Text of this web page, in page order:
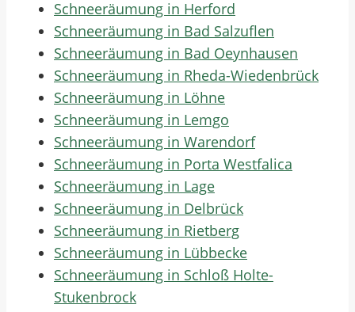
Schneeräumung in Herford
Schneeräumung in Bad Salzuflen
Schneeräumung in Bad Oeynhausen
Schneeräumung in Rheda-Wiedenbrück
Schneeräumung in Löhne
Schneeräumung in Lemgo
Schneeräumung in Warendorf
Schneeräumung in Porta Westfalica
Schneeräumung in Lage
Schneeräumung in Delbrück
Schneeräumung in Rietberg
Schneeräumung in Lübbecke
Schneeräumung in Schloß Holte-
Stukenbrock